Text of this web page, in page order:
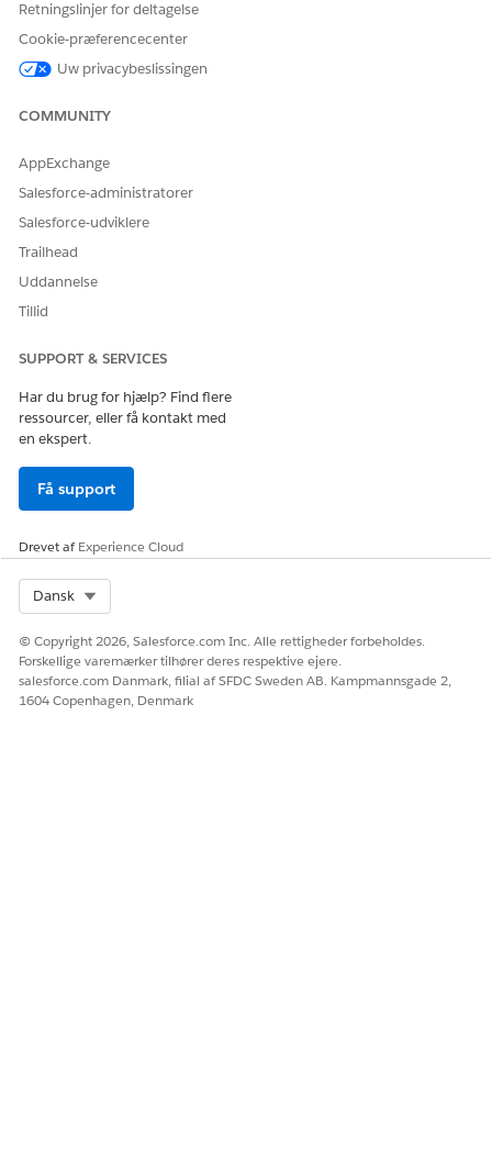
Understøttede SSO-scenarier: Salesforce som
serviceudbyderkontrol (afhængig part)
Gør det muligt for brugere at godkende til Salesforce med
centraliserer godkendelse og adgangskontroller.
identitetsudbyderkontrol (OpenID Connect eller SAML)
Gør det muligt for Salesforce at fungere som den centrale
identitetsmyndighed til godkendelse af brugere til
downstreamapplikationer.
LØSTE DENNE ARTIKEL DIT PROBLEM?
Ja
Retningslinjer for deltagelse
Cookie-præferencecenter
Uw privacybeslissingen
COMMUNITY
AppExchange
Salesforce-administratorer
Salesforce-udviklere
Trailhead
Uddannelse
Tillid
SUPPORT & SERVICES
Har du brug for hjælp? Find flere
ressourcer, eller få kontakt med
en ekspert.
Få support
Drevet afExperience Cloud
Dansk
© Copyright 2026, Salesforce.com Inc. Alle rettigheder forbeholdes.
Forskellige varemærker tilhører deres respektive ejere.
salesforce.com Danmark, filial af SFDC Sweden AB. Kampmannsgade 2,
1604 Copenhagen, Denmark